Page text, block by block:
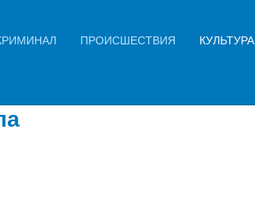
ПРОИСШЕСТВИЯ КУЛЬТУРА
и
построят